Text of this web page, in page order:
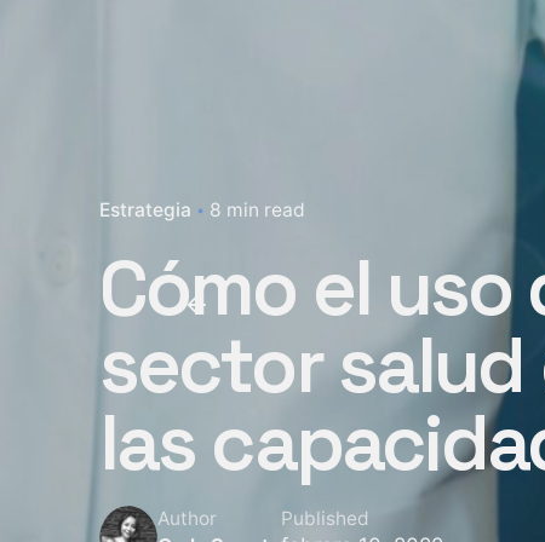
Estrategia 8 min read
Cómo el
sector
las
Author Published